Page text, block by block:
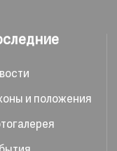
и положения